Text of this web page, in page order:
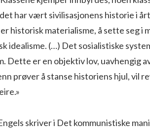
har vært sivilisasjonens historie i
historisk materialisme, å sette seg i
idealisme. (…) Det sosialistiske
Dette er en objektiv lov, uavhengig
prøver å stanse historiens hjul, vil
skriver i Det kommunistiske